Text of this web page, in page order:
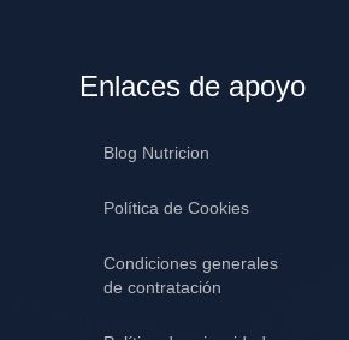
Enlaces de apoyo
Blog Nutricion
Política de Cookies
Condiciones generales
de contratación